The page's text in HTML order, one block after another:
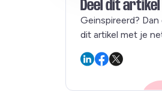
Deel dit artikel
Geinspireerd? Dan
dit artikel met je